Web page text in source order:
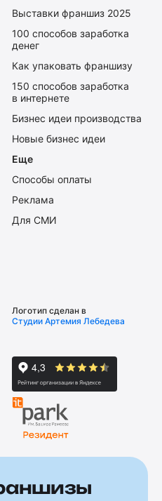
Выставки франшиз 2025
100 способов заработка
денег
Как упаковать франшизу
150 способов заработка
в интернете
Бизнес идеи производства
Новые бизнес идеи
Еще
Способы оплаты
Реклама
Для СМИ
Логотип сделан в
Студии Артемия Лебедева